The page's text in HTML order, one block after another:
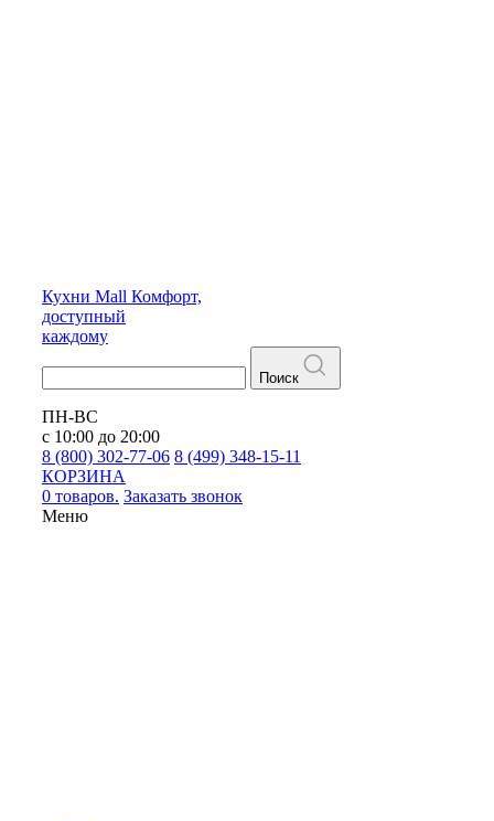
Кухни Mall Комфорт,
доступный
каждому
Поиск
ПН-ВС
с 10:00 до 20:00
8 (800) 302-77-06 8 (499) 348-15-11
КОРЗИНА
0 товаров. Заказать звонок
Меню